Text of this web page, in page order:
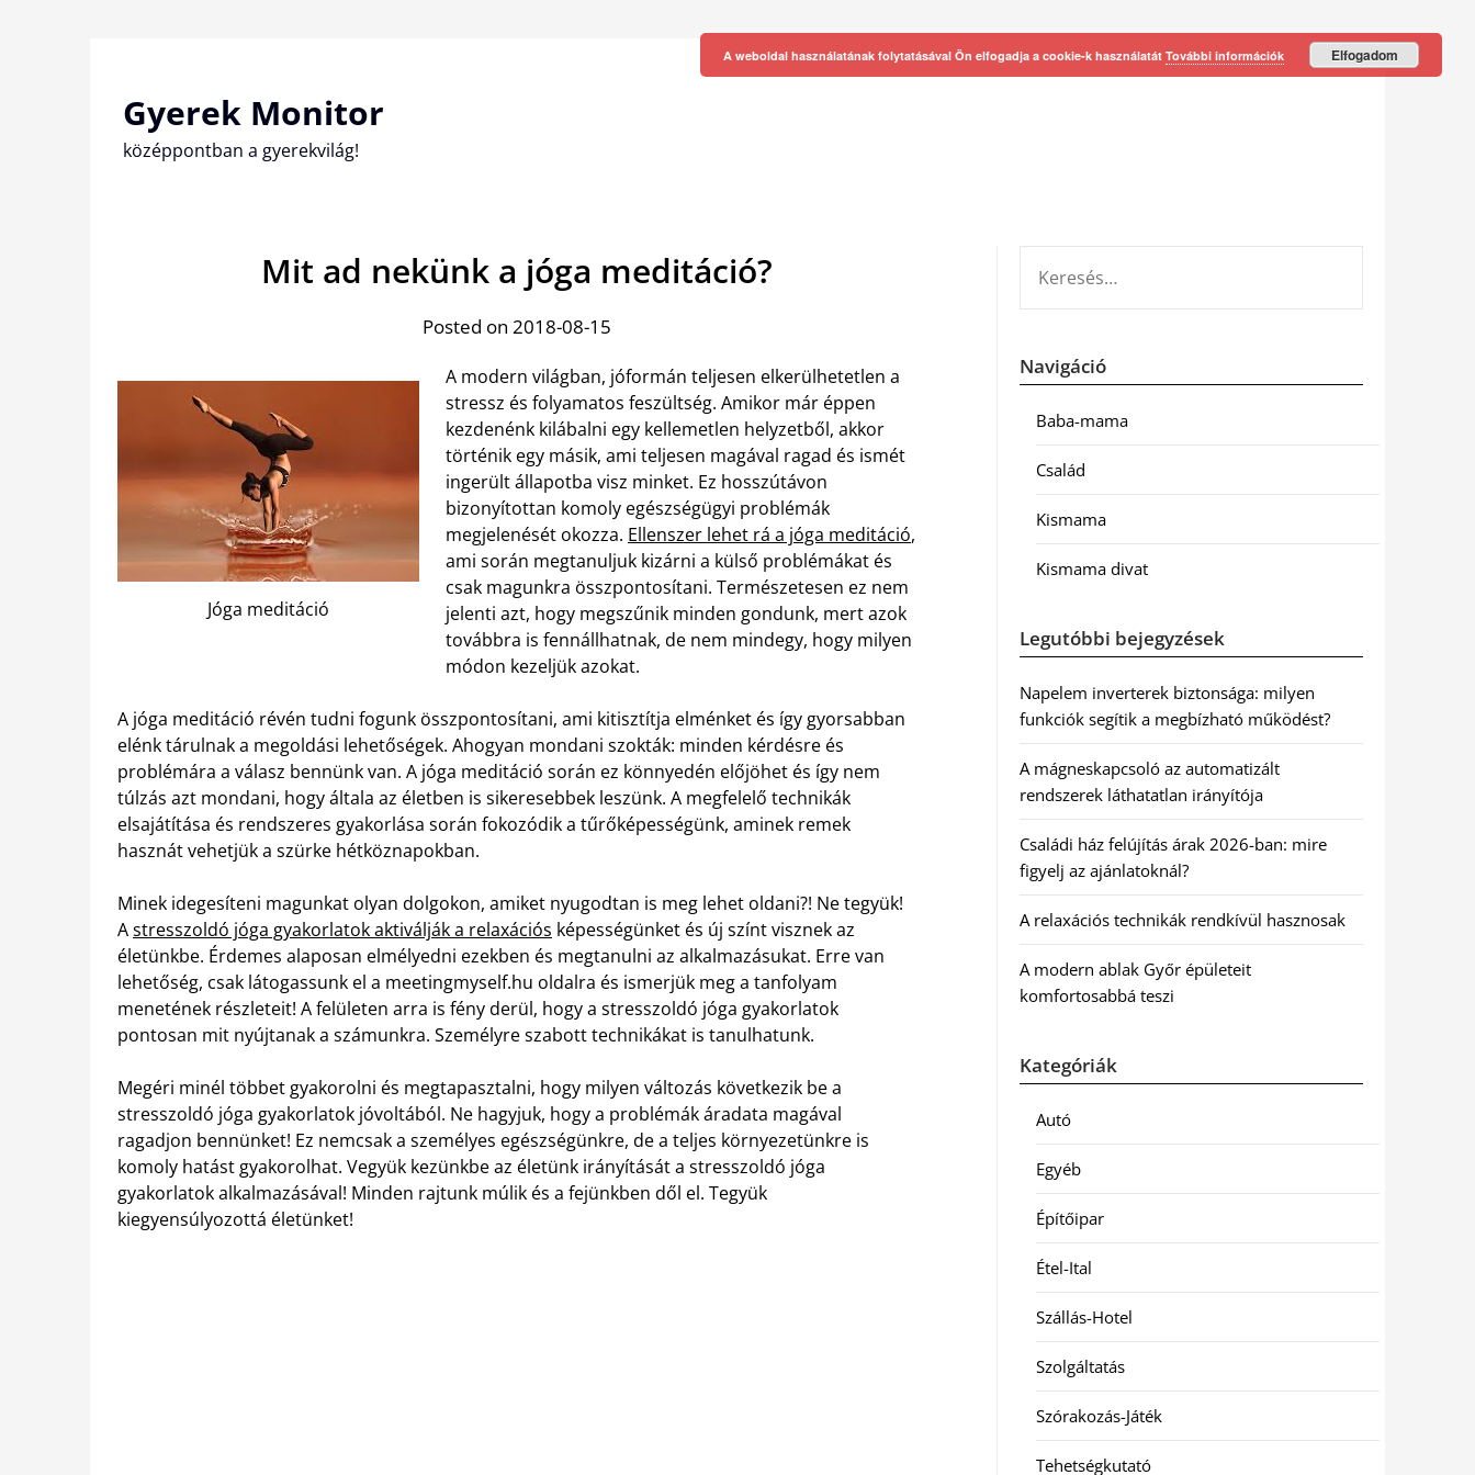
Gyerek Monitor
középpontban a gyerekvilág!
Mit ad nekünk a jóga meditáció?
Posted on 2018-08-15
Jóga meditáció
A modern világban, jóformán teljesen elkerülhetetlen a
stressz és folyamatos feszültség. Amikor már éppen
kezdenénk kilábalni egy kellemetlen helyzetből, akkor
történik egy másik, ami teljesen magával ragad és ismét
ingerült állapotba visz minket. Ez hosszútávon
bizonyítottan komoly egészségügyi problémák
megjelenését okozza. Ellenszer lehet rá a jóga meditáció,
ami során megtanuljuk kizárni a külső problémákat és
csak magunkra összpontosítani. Természetesen ez nem
jelenti azt, hogy megszűnik minden gondunk, mert azok
továbbra is fennállhatnak, de nem mindegy, hogy milyen
módon kezeljük azokat.
A jóga meditáció révén tudni fogunk összpontosítani, ami kitisztítja elménket és így gyorsabban
elénk tárulnak a megoldási lehetőségek. Ahogyan mondani szokták: minden kérdésre és
problémára a válasz bennünk van. A jóga meditáció során ez könnyedén előjöhet és így nem
túlzás azt mondani, hogy általa az életben is sikeresebbek leszünk. A megfelelő technikák
elsajátítása és rendszeres gyakorlása során fokozódik a tűrőképességünk, aminek remek
hasznát vehetjük a szürke hétköznapokban.
Minek idegesíteni magunkat olyan dolgokon, amiket nyugodtan is meg lehet oldani?! Ne tegyük!
Astresszoldó jóga gyakorlatok aktiválják a relaxációs képességünket és új színt visznek az
életünkbe. Érdemes alaposan elmélyedni ezekben és megtanulni az alkalmazásukat. Erre van
lehetőség, csak látogassunk el a meetingmyself.hu oldalra és ismerjük meg a tanfolyam
menetének részleteit! A felületen arra is fény derül, hogy a stresszoldó jóga gyakorlatok
pontosan mit nyújtanak a számunkra. Személyre szabott technikákat is tanulhatunk.
Megéri minél többet gyakorolni és megtapasztalni, hogy milyen változás következik be a
stresszoldó jóga gyakorlatok jóvoltából. Ne hagyjuk, hogy a problémák áradata magával
ragadjon bennünket! Ez nemcsak a személyes egészségünkre, de a teljes környezetünkre is
komoly hatást gyakorolhat. Vegyük kezünkbe az életünk irányítását a stresszoldó jóga
gyakorlatok alkalmazásával! Minden rajtunk múlik és a fejünkben dől el. Tegyük
kiegyensúlyozottá életünket!
Navigáció
Baba-mama
Család
Kismama
Kismama divat
Legutóbbi bejegyzések
Napelem inverterek biztonsága: milyen
funkciók segítik a megbízható működést?
A mágneskapcsoló az automatizált
rendszerek láthatatlan irányítója
Családi ház felújítás árak 2026-ban: mire
figyelj az ajánlatoknál?
A relaxációs technikák rendkívül hasznosak
A modern ablak Győr épületeit
komfortosabbá teszi
Kategóriák
Autó
Egyéb
Építőipar
Étel-Ital
Szállás-Hotel
Szolgáltatás
Szórakozás-Játék
Tehetségkutató
A weboldal használatának folytatásával Ön elfogadja a cookie-k használatát További információk Elfogadom